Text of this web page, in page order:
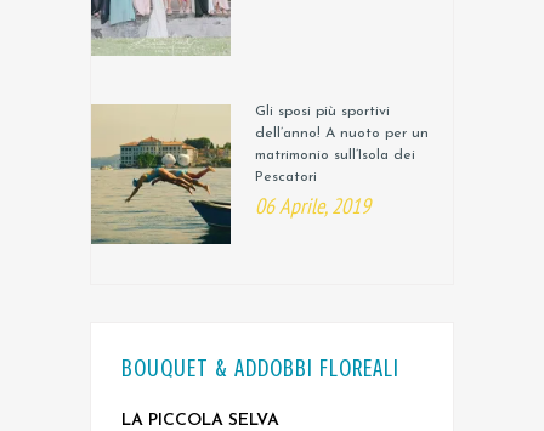
Gli sposi più sportivi
dell’anno! A nuoto per un
matrimonio sull’Isola dei
Pescatori
06 Aprile, 2019
BOUQUET & ADDOBBI FLOREALI
LA PICCOLA SELVA